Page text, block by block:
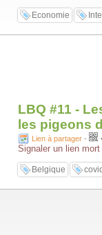
Economie
LBQ #11 -
les pigeons
Lien à partager -
Signaler un lien mort
Belgique